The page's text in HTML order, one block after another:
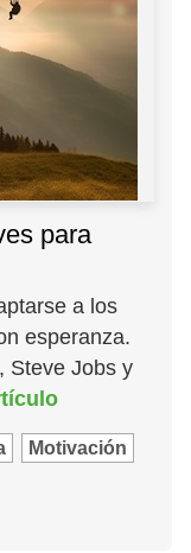
para
a los
esperanza.
Steve Jobs y
Motivación